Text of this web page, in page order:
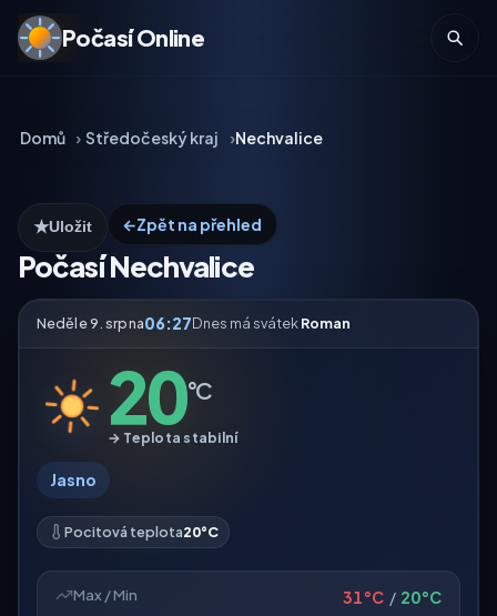
Počasí Online
Domů Středočeský kraj Nechvalice
←Zpět na přehled
Počasí Nechvalice
★Uložit
Neděle 9. srpna06:27Dnes má svátekRoman
20°C
→ Teplota stabilní
Jasno
Pocitová teplota20°C
Max / Min 31°C / 20°C